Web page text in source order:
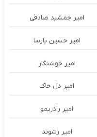
امیر جمشید صادقی
امیر حسین پارسا
امیر خوشنگار
امیر دل خاک
امیر رادریمو
امیر رشوند